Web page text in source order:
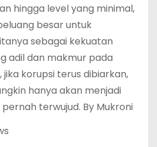
hingga level yang minimal,
besar untuk
sebagai kekuatan
adil dan makmur pada
jika korupsi terus dibiarkan,
hanya akan menjadi
terwujud. By Mukroni